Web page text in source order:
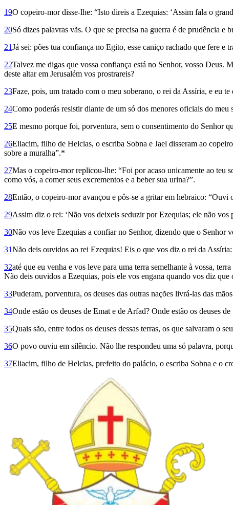
19O copeiro-mor disse-lhe: “Isto direis a Ezequias: ‘Assim fala o
20Só dizes palavras vãs. O que se precisa na guerra é de prudência
21Já sei: pões tua confiança no Egito, esse caniço rachado que fere e
22Talvez me digas que vossa confiança está no Senhor, vosso Deus.
deste altar em Jerusalém vos prostrareis?
23Faze, pois, um tratado com o meu soberano, o rei da Assíria, e eu
24Como poderás resistir diante de um só dos menores oficiais do
25E mesmo porque foi, porventura, sem o consentimento do Senhor
26Eliacim, filho de Helcias, o escriba Sobna e Jael disseram ao
sobre a muralha”.*
27Mas o copeiro-mor replicou-lhe: “Foi por acaso unicamente ao teu
como vós, a comer seus excrementos e a beber sua urina?”.
28Então, o copeiro-mor avançou e pôs-se a gritar em hebraico:
29Assim diz o rei: ‘Não vos deixeis seduzir por Ezequias; ele não vos
30Não vos leve Ezequias a confiar no Senhor, dizendo que o Senhor
31Não deis ouvidos ao rei Ezequias! Eis o que vos diz o rei da
32até que eu venha e vos leve para uma terra semelhante à vossa,
Não deis ouvidos a Ezequias, pois ele vos engana quando vos diz
33Puderam, porventura, os deuses das outras nações livrá-las das
34Onde estão os deuses de Emat e de Arfad? Onde estão os deuses
35Quais são, entre todos os deuses dessas terras, os que salvaram o
36O povo ouviu em silêncio. Não lhe respondeu uma só palavra,
37Eliacim, filho de Helcias, prefeito do palácio, o escriba Sobna e o